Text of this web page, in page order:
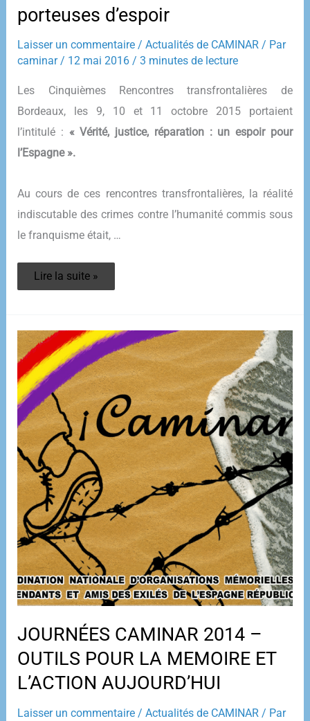
porteuses d’espoir
Laisser un commentaire /Actualités de CAMINAR / Par
caminar/ 12 mai 2016/3 minutes de lecture
Les Cinquièmes Rencontres transfrontalières de
Bordeaux, les 9, 10 et 11 octobre 2015 portaient
l’intitulé : « Vérité, justice, réparation : un espoir pour
l’Espagne ».
Au cours de ces rencontres transfrontalières, la réalité
indiscutable des crimes contre l’humanité commis sous
le franquisme était, …
Vérité,
rencontres
transfrontalières
porteuses
d’espoir
Lire la suite »
JOURNÉES CAMINAR 2014 –
OUTILS POUR LA MEMOIRE ET
L’ACTION AUJOURD’HUI
Laisser un commentaire /Actualités de CAMINAR / Par